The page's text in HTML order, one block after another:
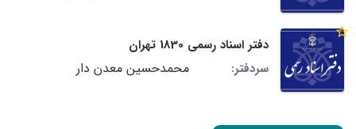
دفتر اسناد رسمی 1830 تهران
سردفتر:
محمدحسین معدن دار